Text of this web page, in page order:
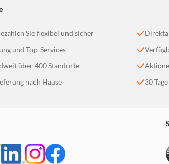
Sie flexibel und sicher
und Top-Services
über 400 Standorte
nach Hause
30